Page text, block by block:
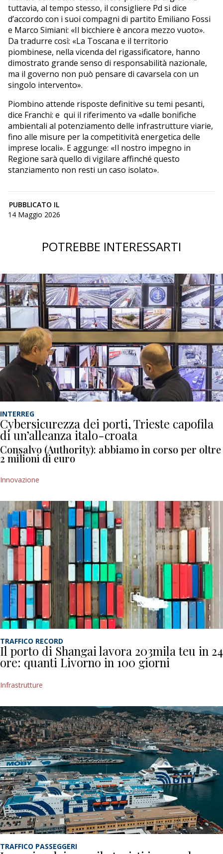
tuttavia, al tempo stesso, il consigliere Pd si dice
d’accordo con i suoi compagni di partito Emiliano Fossi
e Marco Simiani: «Il bicchiere è ancora mezzo vuoto».
Da tradurre così: «La Toscana e il territorio
piombinese, nella vicenda del rigassificatore, hanno
dimostrato grande senso di responsabilità nazionale,
ma il governo non può pensare di cavarsela con un
singolo intervento».
Piombino attende risposte definitive su temi pesanti,
dice Franchi: e qui il riferimento va «dalle bonifiche
ambientali al potenziamento delle infrastrutture viarie,
fino alle misure per la competitività energetica delle
imprese locali». E aggunge: «Il nostro impegno in
Regione sarà quello di vigilare affinché questo
stanziamento non resti un caso isolato».
PUBBLICATO IL
14 Maggio 2026
POTREBBE INTERESSARTI
INTERREG
Cybersicurezza dei porti, Trieste capofila
di un’alleanza italo-croata
Consalvo (Authority): abbiamo in corso per oltre
2 milioni di euro
Innovazione
TRAFFICO RECORD
Il porto di Shangai lavora 203mila teu in 24
ore: quanti Livorno in 100 giorni
Infrastrutture
TRAFFICO PASSEGGERI